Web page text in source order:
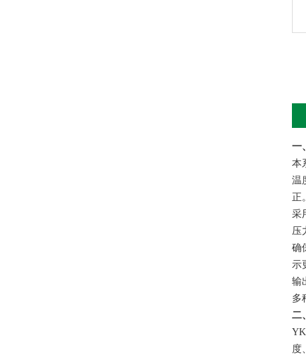
一、
本
温
正
采
压
确
示
输
多
二、
度